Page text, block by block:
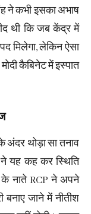
ने कभी इसका अभाष
थी कि जब केंद्र में
पद मिलेगा, लेकिन ऐसा
कैबिनेट में इस्पात
अंदर थोड़ा सा तनाव
यह कह कर स्थिति
के नाते RCP ने अपने
बनाए जाने में नीतीश